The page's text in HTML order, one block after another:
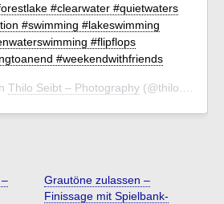
#clearwater #quietwaters
#swimming #lakeswimming
#flipflops
#weekendwithfriends
Thilo Seibt – Photography (@thilo.seibt) am
Grautöne zulassen –
Finissage mit Spielbank-